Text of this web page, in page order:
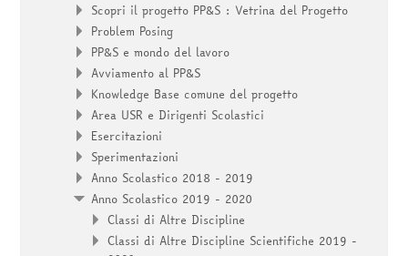
Scopri il progetto PP&S : Vetrina del Progetto
Problem Posing
PP&S e mondo del lavoro
Avviamento al PP&S
Knowledge Base comune del progetto
Area USR e Dirigenti Scolastici
Esercitazioni
Sperimentazioni
Anno Scolastico 2018 - 2019
Anno Scolastico 2019 - 2020
Classi di Altre Discipline
Classi di Altre Discipline Scientifiche 2019 -